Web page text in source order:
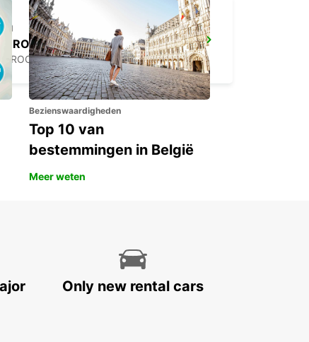
LA ROCHELLE PERIGNY
ROCHELLE - FRANCE
Bezienswaardigheden
Top 10 van
bestemmingen in België
Meer weten
Only new rental cars